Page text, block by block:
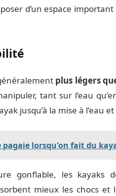
d’un espace
plus légers
tant sur l’eau
jusqu’à la mise à l’eau
lorsqu'on fait du
gonflable, les kayaks
mieux les chocs et